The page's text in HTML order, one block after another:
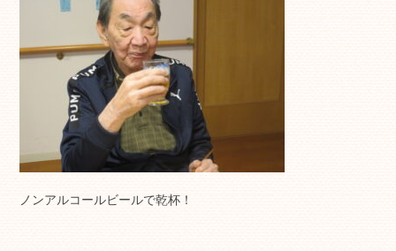
ノンアルコールビールで乾杯！